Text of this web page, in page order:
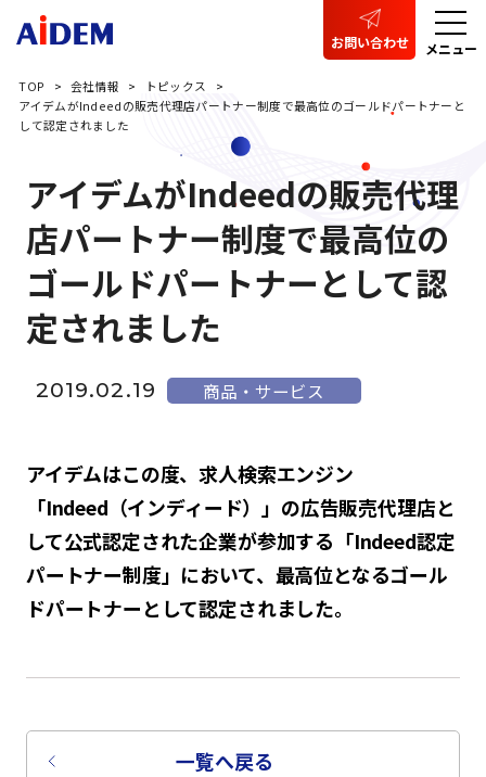
お問い合わせ メニュー
TOP 会社情報
トピックス
アイデムがIndeedの販売代理店パートナー制度で最高位のゴールドパートナーと
して認定されました
アイデムがIndeedの販売代理
店パートナー制度で最高位の
ゴールドパートナーとして認
定されました
2019.02.19 商品・サービス
アイデムはこの度、求人検索エンジン
「Indeed（インディード）」の広告販売代理店と
して公式認定された企業が参加する「Indeed認定
パートナー制度」において、最高位となるゴール
ドパートナーとして認定されました。
一覧へ戻る